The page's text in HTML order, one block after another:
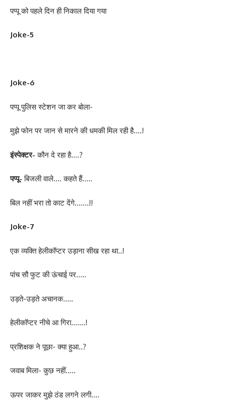
पप्पू को पहले दिन ही निकाल दिया गया
Joke-5
Joke-6
पप्पू पुलिस स्टेशन जा कर बोला-
मुझे फोन पर जान से मारने की धमकी मिल रही है….!
इंस्पेक्टर- कौन दे रहा है….?
पप्पू- बिजली वाले…. कहते हैं…..
बिल नहीं भरा तो काट देंगे…….!!
Joke-7
एक व्यक्ति हेलीकॉप्टर उड़ाना सीख रहा था..!
पांच सौ फुट की ऊंचाई पर…..
उड़ते-उड़ते अचानक…..
हेलीकॉप्टर नीचे आ गिरा…….!
प्रशिक्षक ने पूछा- क्या हुआ..?
जवाब मिला- कुछ नहीं…..
ऊपर जाकर मुझे ठंड लगने लगी….